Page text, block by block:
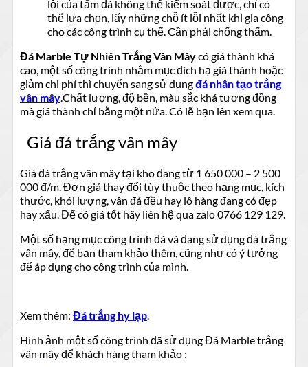
lỗi của tấm đá không thể kiểm soát được, chỉ có
thể lựa chọn, lấy những chỗ ít lỗi nhất khi gia công
cho các công trình cụ thể. Cần phải chống thấm.
Đá Marble Tự Nhiên Trắng Vân Mâycó giá thành khá
cao, một số công trình nhằm mục đích hạ giá thành hoặc
giảm chi phí thì chuyển sang sử dụngđá nhân tạo trắng
vân mây.Chất lượng, độ bền, màu sắc khá tương đồng
mà giá thành chỉ bằng một nửa. Có lẽ bạn lên xem qua.
Giá đá trắng vân mây
Giá đá trắng vân mây tại kho đang từ 1 650 000 – 2 500
000 đ/m. Đơn giá thay đổi tùy thuộc theo hạng mục, kích
thước, khói lượng, vân đá đều hay lô hàng đang có đẹp
hay xấu. Để có giá tốt hãy liên hệ qua zalo 0766 129 129.
Một số hạng mục công trình đã và đang sử dụng đá trắng
vân mây, để bạn tham khảo thêm, cũng như có ý tưởng
để áp dụng cho công trình của mình.
Xem thêm: Đá trắng hy lạp
Hình ảnh một số công trình đã sử dụng Đá Marble trắng
vân mây để khách hàng tham khảo :